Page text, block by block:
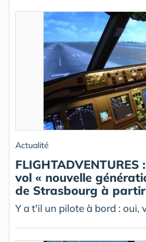
Actualité
vol « nouvelle
de Strasbourg à
Y a t'il un pilote à bord : oui,